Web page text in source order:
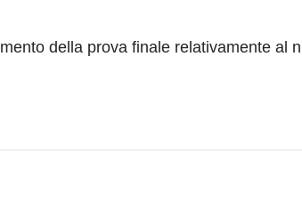
della prova finale relativamente al